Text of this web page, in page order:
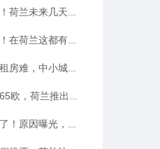
最高33℃，八月中开始…
有人偷，全过程很淡定
城市的房租开始暴涨
出学生住宿优惠福利…
不是因为没人生孩子